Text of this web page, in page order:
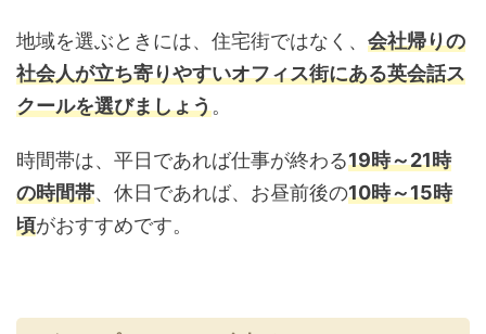
地域を選ぶときには、住宅街ではなく、 会社帰りの
社会人が立ち寄りやすいオフィス街にある英会話ス
クールを選びましょう。
時間帯は、平日であれば仕事が終わる19時～21時
の時間帯、休日であれば、お昼前後の10時～15時
頃がおすすめです。